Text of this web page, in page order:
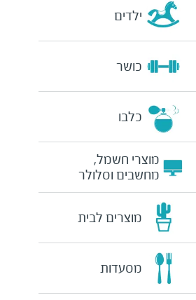
ילדים
כושר
כלבו
מוצרי חשמל,
מחשבים וסלולר
מוצרים לבית
מסעדות